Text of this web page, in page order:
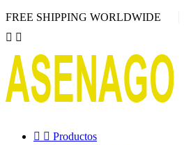
FREE SHIPPING WORLDWIDE
 
  Productos